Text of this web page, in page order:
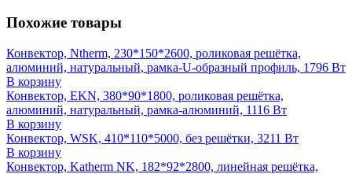
Похожие товары
Конвектор, Ntherm, 230*150*2600, роликовая решётка,
алюминий, натуральный, рамка-U-образный профиль, 1796 Вт
В корзину
Конвектор, EKN, 380*90*1800, роликовая решётка,
алюминий, натуральный, рамка-алюминий, 1116 Вт
В корзину
Конвектор, WSK, 410*110*5000, без решётки, 3211 Вт
В корзину
Конвектор, Katherm NK, 182*92*2800, линейная решётка,